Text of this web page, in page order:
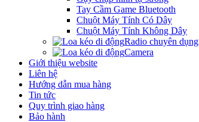
Tay Cầm Game Bluetooth
Chuột Máy Tính Có Dây
Chuột Máy Tính Không Dây
Radio chuyên dụng
Camera
Giới thiệu website
Liên hệ
Hướng dẫn mua hàng
Tin tức
Quy trình giao hàng
Bảo hành